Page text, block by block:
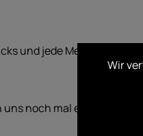
und jede Menge Insights
noch mal eine Mail
Wir